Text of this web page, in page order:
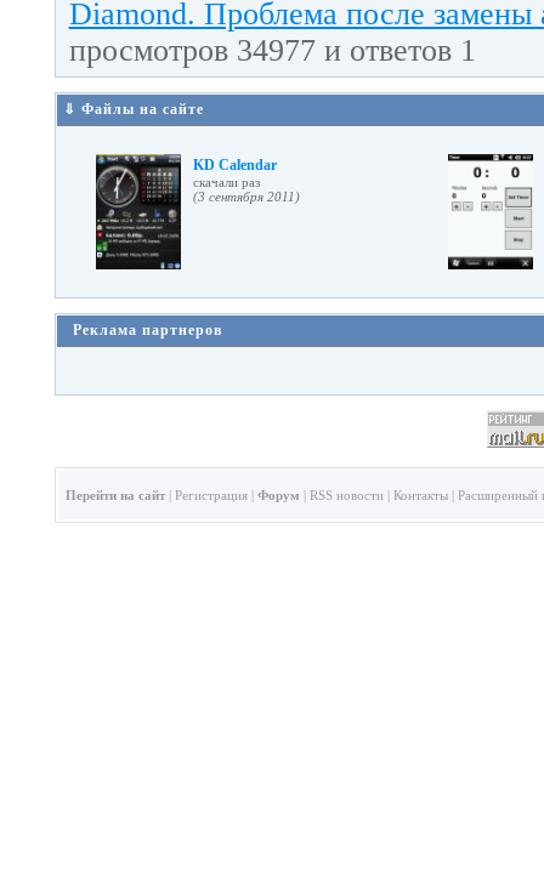
Diamond. Проблема после
просмотров 34977 и ответов 1
⇓ Файлы на сайте
KD Calendar
cкачали раз
(3 сентября 2011)
Реклама партнеров
Перейти на сайт | Регистрация| Форум | RSS новости| Контакты| Расширенный